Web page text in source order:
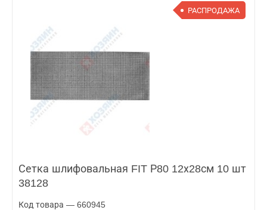
РАСПРОДАЖА
Сетка шлифовальная FIT Р80 12х28см 10 шт
38128
Код товара — 660945